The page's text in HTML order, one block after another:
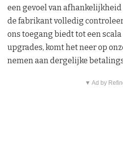
een gevoel van
de fabrikant volledig
ons toegang biedt tot een
upgrades, komt het neer op
nemen aan dergelijke
▼ Ad by